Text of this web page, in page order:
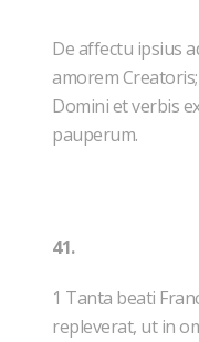
De affectu ipsius
amorem
Domini et verbis
pauperum.
41.
1 Tanta beati
repleverat, ut in